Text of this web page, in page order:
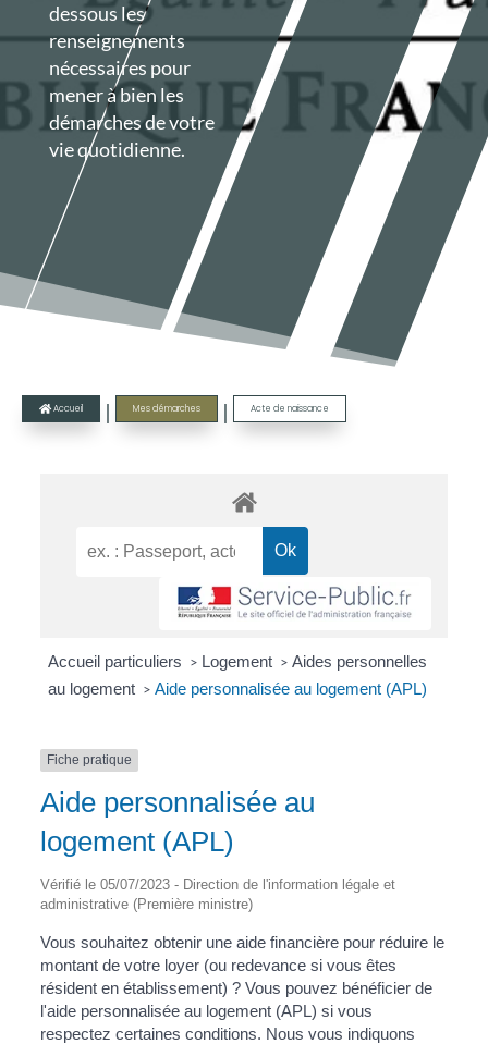
dessous les
renseignements
nécessaires pour
mener à bien les
démarches de votre
vie quotidienne.
 Accueil | Mes démarches | Acte de naissance
Accueil particuliers > Logement > Aides personnelles
au logement > Aide personnalisée au logement (APL)
Fiche pratique
Aide personnalisée au
logement (APL)
Vérifié le 05/07/2023 - Direction de l'information légale et
administrative (Première ministre)
Vous souhaitez obtenir une aide financière pour réduire le
montant de votre loyer (ou redevance si vous êtes
résident en établissement) ? Vous pouvez bénéficier de
l'aide personnalisée au logement (APL) si vous
respectez certaines conditions. Nous vous indiquons